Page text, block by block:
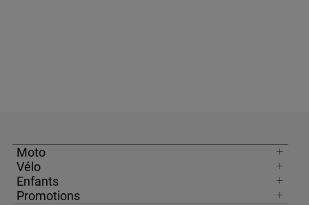
Moto
Vélo
Enfants
Promotions